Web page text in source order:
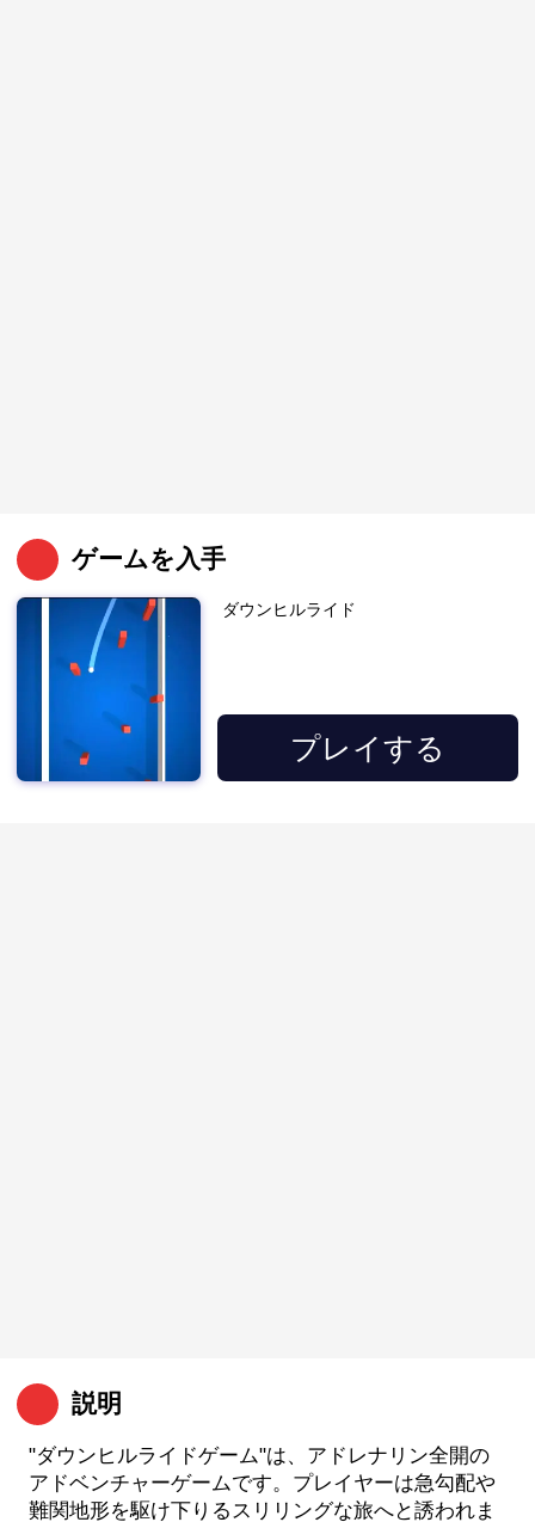
ゲームを入手
ダウンヒルライド
プレイする
説明
"ダウンヒルライドゲーム"は、アドレナリン全開の
アドベンチャーゲームです。プレイヤーは急勾配や
難関地形を駆け下りるスリ​​リングな旅へと誘われま